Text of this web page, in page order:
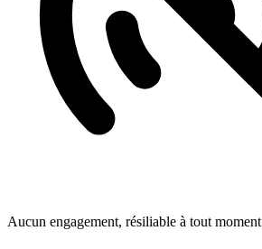
Aucun engagement, résiliable à tout moment